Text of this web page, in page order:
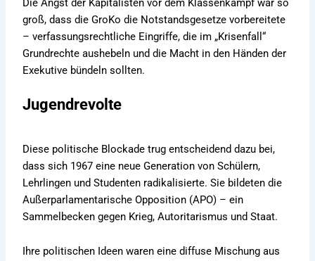
Die Angst der Kapitalisten vor dem Klassenkampf war so
groß, dass die GroKo die Notstandsgesetze vorbereitete
– verfassungsrechtliche Eingriffe, die im „Krisenfall“
Grundrechte aushebeln und die Macht in den Händen der
Exekutive bündeln sollten.
Jugendrevolte
Diese politische Blockade trug entscheidend dazu bei,
dass sich 1967 eine neue Generation von Schülern,
Lehrlingen und Studenten radikalisierte. Sie bildeten die
Außerparlamentarische Opposition (APO) – ein
Sammelbecken gegen Krieg, Autoritarismus und Staat.
Ihre politischen Ideen waren eine diffuse Mischung aus